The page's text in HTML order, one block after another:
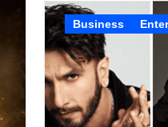
Business